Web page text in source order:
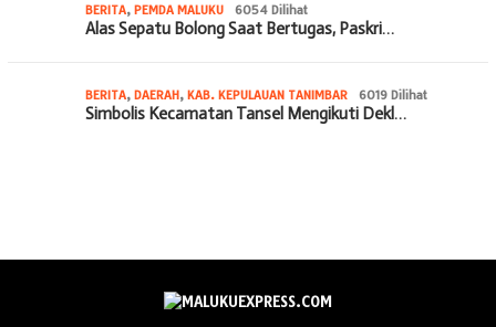
BERITA, PEMDA MALUKU 6054 Dilihat
Alas Sepatu Bolong Saat Bertugas, Paskri…
BERITA, DAERAH, KAB. KEPULAUAN TANIMBAR 6019 Dilihat
Simbolis Kecamatan Tansel Mengikuti Dekl…